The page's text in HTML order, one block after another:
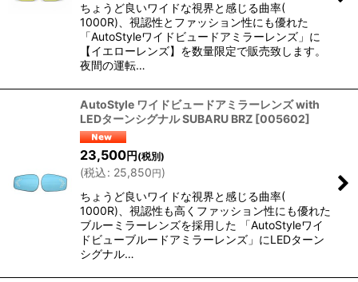
ちょうど良いワイドな視界と感じる曲率(
1000R)、視認性とファッション性にも優れた
「AutoStyleワイドビュードアミラーレンズ」に
【イエローレンズ】を数量限定で販売致します。
夜間の運転…
AutoStyle ワイドビュードアミラーレンズ with
LEDターンシグナル SUBARU BRZ [005602]
23,500円 (税別)
(税込: 25,850円)
ちょうど良いワイドな視界と感じる曲率(
1000R)、視認性も高くファッション性にも優れた
ブルーミラーレンズを採用した 「AutoStyleワイ
ドビューブルードアミラーレンズ」にLEDターン
シグナル…